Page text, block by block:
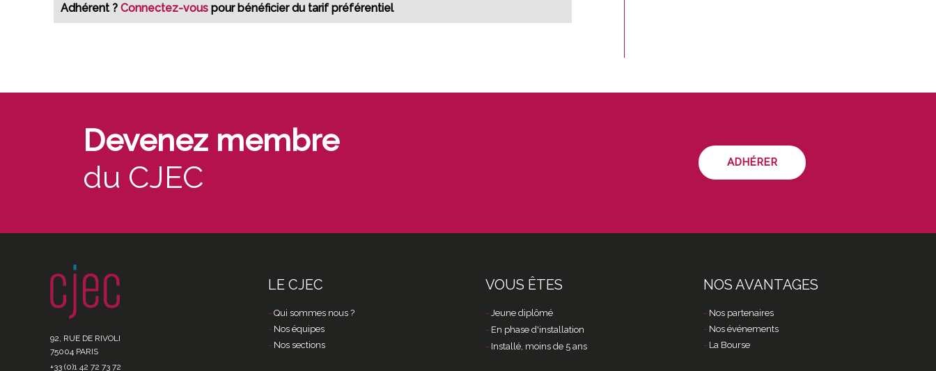
Adhérent ? Connectez-vous pour bénéficier du tarif préférentiel
Devenez membre
du CJEC
ADHÉRER
92, RUE DE RIVOLI
75004 PARIS
+33 (0)1 42 72 73 72
LE CJEC
Qui sommes nous ?
Nos équipes
Nos sections
VOUS ÊTES
Jeune diplômé
En phase d'installation
Installé, moins de 5 ans
NOS AVANTAGES
Nos partenaires
Nos événements
La Bourse